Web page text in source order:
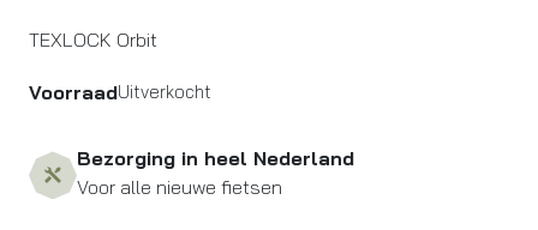
TEXLOCK Orbit
VoorraadUitverkocht
Bezorging in heel Nederland
Voor alle nieuwe fietsen